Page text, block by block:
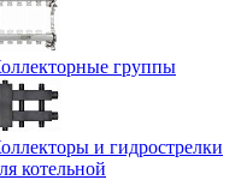
группы
и гидрострелки
котельной